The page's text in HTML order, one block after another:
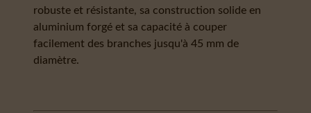
robuste et résistante, sa construction solide en
aluminium forgé et sa capacité à couper
facilement des branches jusqu'à 45 mm de
diamètre.